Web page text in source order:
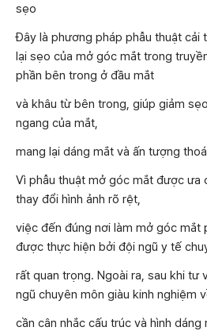
sẹo
Đây là phương pháp phẫu thuật cải
lại sẹo của mở góc mắt trong
phần bên trong ở đầu mắt
và khâu từ bên trong, giúp giảm
ngang của mắt,
mang lại dáng mắt và ấn tượng
Vì phẫu thuật mở góc mắt được ưa
thay đổi hình ảnh rõ rệt,
việc đến đúng nơi làm mở góc mắt
được thực hiện bởi đội ngũ y tế
rất quan trọng. Ngoài ra, sau khi tư
ngũ chuyên môn giàu kinh nghiệm
cần cân nhắc cấu trúc và hình